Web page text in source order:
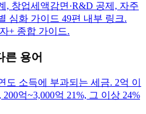
, 창업세액감면·R&D 공제, 자주
심화 가이드 49편 내부 링크.
+ 종합 가이드.
른 용어
도 소득에 부과되는 세금. 2억 이
억~3,000억 21%, 그 이상 24%